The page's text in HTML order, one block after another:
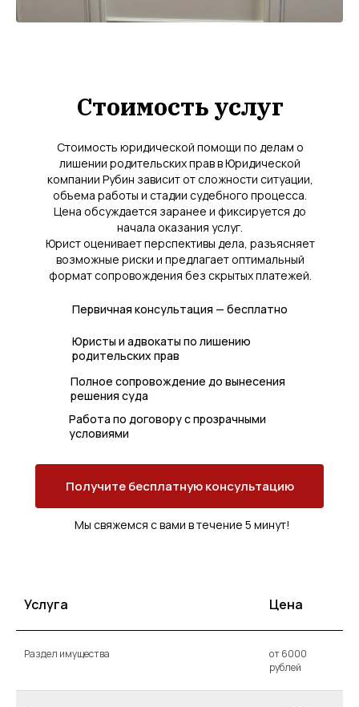
Получите бесплатную консультацию
Мы свяжемся с вами в течение 5 минут!
Стоимость услуг
Стоимость юридической помощи по делам о
лишении родительских прав в Юридической
компании Рубин зависит от сложности ситуации,
объема работы и стадии судебного процесса.
Цена обсуждается заранее и фиксируется до
начала оказания услуг.
Юрист оценивает перспективы дела, разъясняет
возможные риски и предлагает оптимальный
формат сопровождения без скрытых платежей.
Первичная консультация — бесплатно
Юристы и адвокаты по лишению
родительских прав
Полное сопровождение до вынесения
решения суда
Работа по договору с прозрачными
условиями
Услуга Цена
Раздел имущества
от 6000
рублей